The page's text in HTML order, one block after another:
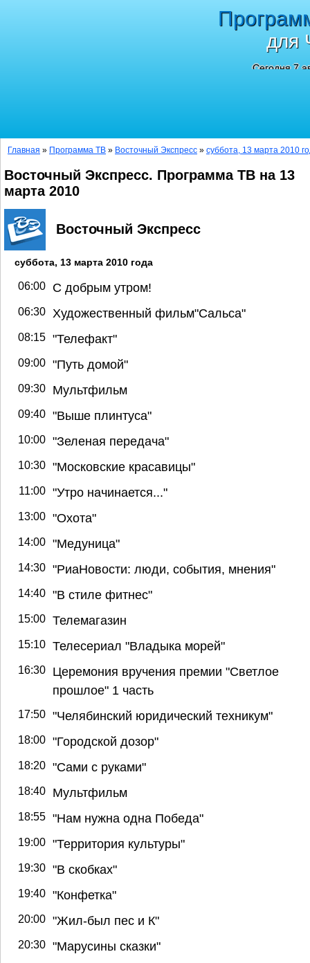
для
Сегодня 7
Главная » Программа ТВ » Восточный Экспресс » суббота, 13 марта 2010
Восточный Экспресс. Программа ТВ на 13
марта 2010
Восточный Экспресс
суббота, 13 марта 2010 года
06:00 С добрым утром!
06:30 Художественный фильм"Сальса"
08:15 "Телефакт"
09:00 "Путь домой"
09:30 Мультфильм
09:40 "Выше плинтуса"
10:00 "Зеленая передача"
10:30 "Московские красавицы"
11:00 "Утро начинается..."
13:00 "Охота"
14:00 "Медуница"
14:30 "РиаНовости: люди, события, мнения"
14:40 "В стиле фитнес"
15:00 Телемагазин
15:10 Телесериал "Владыка морей"
16:30
Церемония вручения премии "Светлое
прошлое" 1 часть
17:50 "Челябинский юридический техникум"
18:00 "Городской дозор"
18:20 "Сами с руками"
18:40 Мультфильм
18:55 "Нам нужна одна Победа"
19:00 "Территория культуры"
19:30 "В скобках"
19:40 "Конфетка"
20:00 "Жил-был пес и К"
20:30 "Марусины сказки"